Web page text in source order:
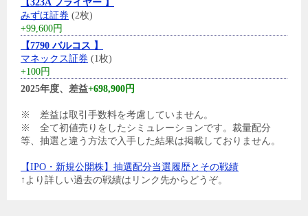
【323A フライヤー 】
みずほ証券 (2枚)
+99,600円
【7790 バルコス 】
マネックス証券 (1枚)
+100円
2025年度、差益+698,900円
※ 差益は取引手数料を考慮していません。
※ 全て初値売りをしたシミュレーションです。裁量配分
等、抽選と違う方法で入手した結果は掲載しておりません。
【IPO・新規公開株】抽選配分当選履歴とその戦績
↑より詳しい過去の戦績はリンク先からどうぞ。